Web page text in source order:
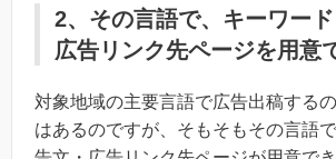
2、その言語で、キーワード
広告リンク先ページを用意
対象地域の主要言語で広告出稿する
はあるのですが、そもそもその言語